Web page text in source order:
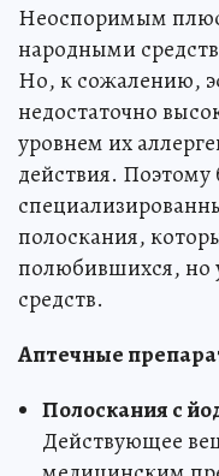
Неоспоримым
народными
Но, к сожалению,
недостаточно
уровнем их
действия.
полоскания,
полюбившихся, но
средств.
Аптечные
Полоскания с
Действующее